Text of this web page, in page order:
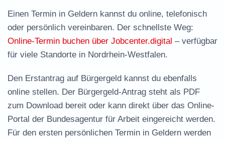
Einen Termin in Geldern kannst du online, telefonisch
oder persönlich vereinbaren. Der schnellste Weg:
Online-Termin buchen über Jobcenter.digital – verfügbar
für viele Standorte in Nordrhein-Westfalen.
Den Erstantrag auf Bürgergeld kannst du ebenfalls
online stellen. Der Bürgergeld-Antrag steht als PDF
zum Download bereit oder kann direkt über das Online-
Portal der Bundesagentur für Arbeit eingereicht werden.
Für den ersten persönlichen Termin in Geldern werden